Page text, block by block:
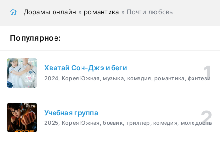
Дорамы онлайн » романтика » Почти любовь
Популярное:
Хватай Сон-Джэ и беги
2024, Корея Южная, музыка, комедия, романтика, фэнтези
Учебная группа
2025, Корея Южная, боевик, триллер, комедия, молодость